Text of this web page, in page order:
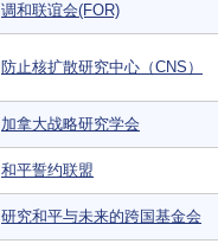
调和联谊会(FOR)
防止核扩散研究中心（CNS）
加拿大战略研究学会
和平誓约联盟
研究和平与未来的跨国基金会